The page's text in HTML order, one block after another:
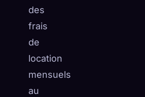
des
frais
de
location
mensuels
au